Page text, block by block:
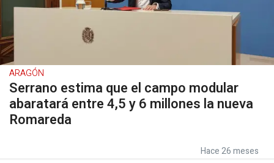
ARAGÓN
Serrano estima que el campo modular
abaratará entre 4,5 y 6 millones la nueva
Romareda
Hace 26 meses